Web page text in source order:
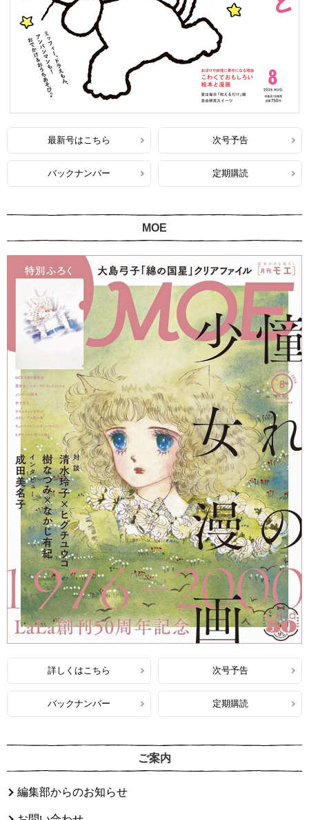
最新号はこちら 次号予告
バックナンバー 定期購読
MOE
詳しくはこちら 次号予告
バックナンバー 定期購読
ご案内
編集部からのお知らせ